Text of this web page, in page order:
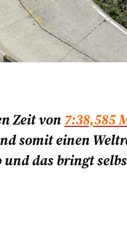
Zeit von7:38,585
somit einen
das bringt